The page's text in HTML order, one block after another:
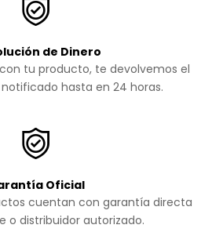
de Dinero
tu producto, te devolvemos el
hasta en 24 horas.
Oficial
cuentan con garantía directa
o distribuidor autorizado.